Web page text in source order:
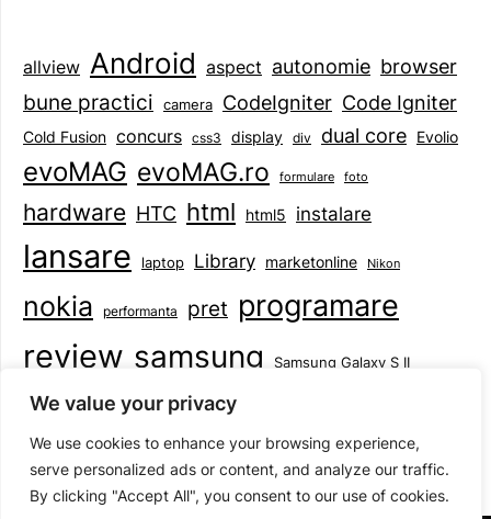
We value your privacy
We use cookies to enhance your browsing experience,
serve personalized ads or content, and analyze our traffic.
By clicking "Accept All", you consent to our use of cookies.
allview Android aspect autonomie browser
bune practici camera CodeIgniter Code Igniter
Cold Fusion concurs css3 display div dual core Evolio
evoMAG evoMAG.ro formulare foto
hardware HTC html html5 instalare
lansare laptop Library marketonline Nikon
nokia performanta pret programare
review samsung Samsung Galaxy S II
smartphone specificatii standarde